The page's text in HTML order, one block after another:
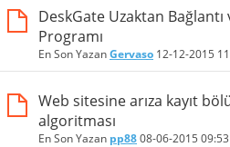
DeskGate Uzaktan Bağlantı
Programı
En Son YazanGervaso 12-12-2015
Web sitesine arıza kayıt
algoritması
En Son Yazan pp8808-06-2015